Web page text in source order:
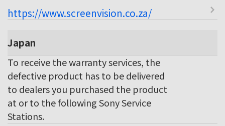
https://www.screenvision.co.za/
Japan
To receive the warranty services, the
defective product has to be delivered
to dealers you purchased the product
at or to the following Sony Service
Stations.